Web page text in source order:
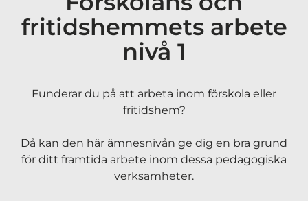
fritidshemmets arbete
nivå 1
Funderar du på att arbeta inom förskola eller
fritidshem?
Då kan den här ämnesnivån ge dig en bra grund
för ditt framtida arbete inom dessa pedagogiska
verksamheter.